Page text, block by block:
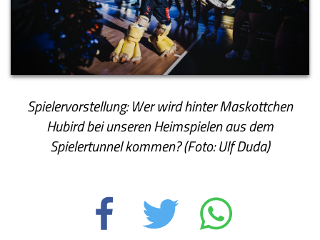
Spielervorstellung: Wer wird hinter Maskottchen
Hubird bei unseren Heimspielen aus dem
Spielertunnel kommen? (Foto: Ulf Duda)